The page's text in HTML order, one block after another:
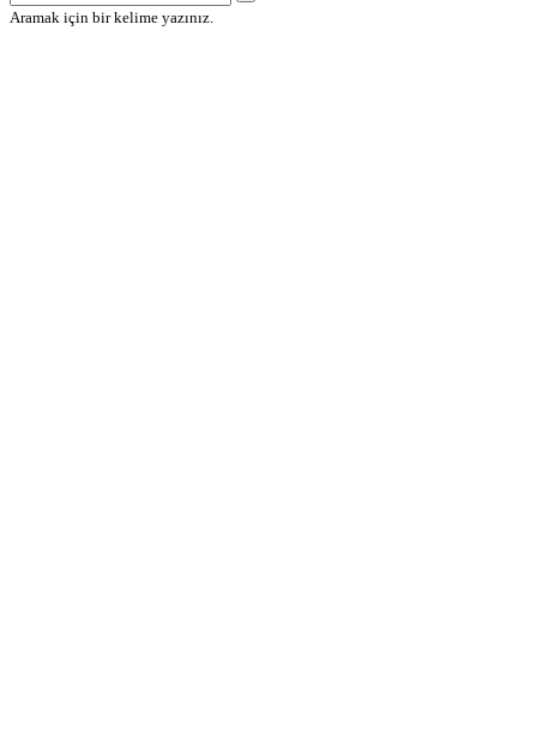
Aramak için bir kelime yazınız.